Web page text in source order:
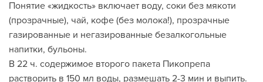
Понятие «жидкость» включает воду, соки без мякоти
(прозрачные), чай, кофе (без молока!), прозрачные
газированные и негазированные безалкогольные
напитки, бульоны.
В 22 ч. содержимое второго пакета Пикопрепа
растворить в 150 мл воды, размешать 2-3 мин и выпить.